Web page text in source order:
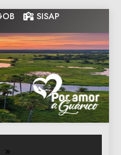
SISAP
Guarico
de Guarico